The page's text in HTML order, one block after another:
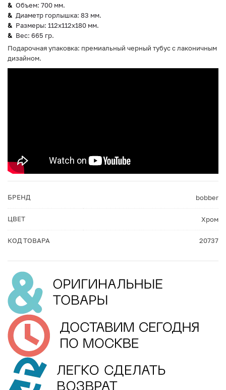
Объем: 700 мм.
Диаметр горлышка: 83 мм.
Размеры: 112х112х180 мм.
Вес: 665 гр.
Подарочная упаковка: премиальный черный тубус с лаконичным
дизайном.
БРЕНД bobber
ЦВЕТ Хром
КОД ТОВАРА 20737